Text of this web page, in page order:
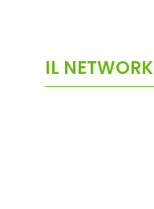
IL NETWORK